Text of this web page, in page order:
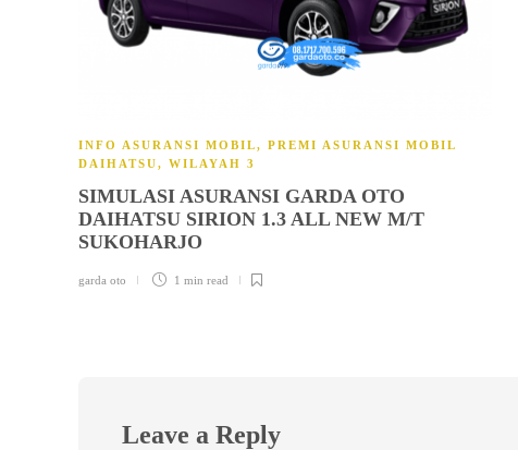
INFO ASURANSI MOBIL, PREMI ASURANSI MOBIL
DAIHATSU, WILAYAH 3
SIMULASI ASURANSI GARDA OTO
DAIHATSU SIRION 1.3 ALL NEW M/T
SUKOHARJO
garda oto 1 min read
Leave a Reply